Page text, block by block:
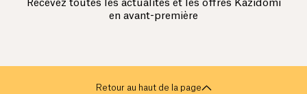
Recevez toutes les actualités et les offres Kazidomi
en avant-première
Retour au haut de la page